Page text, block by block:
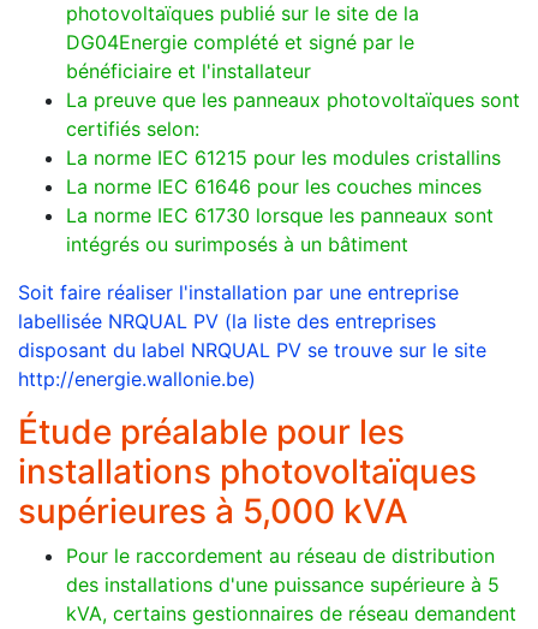
photovoltaïques publié sur le site de la
DG04Energie complété et signé par le
bénéficiaire et l'installateur
La preuve que les panneaux photovoltaïques sont
certifiés selon:
La norme IEC 61215 pour les modules cristallins
La norme IEC 61646 pour les couches minces
La norme IEC 61730 lorsque les panneaux sont
intégrés ou surimposés à un bâtiment
Soit faire réaliser l'installation par une entreprise
labellisée NRQUAL PV (la liste des entreprises
disposant du label NRQUAL PV se trouve sur le site
http://energie.wallonie.be)
Étude préalable pour les
installations photovoltaïques
supérieures à 5,000 kVA
Pour le raccordement au réseau de distribution
des installations d'une puissance supérieure à 5
kVA, certains gestionnaires de réseau demandent